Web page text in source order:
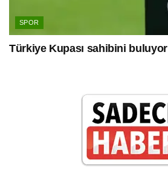
SPOR
Türkiye Kupası sahibini buluyor